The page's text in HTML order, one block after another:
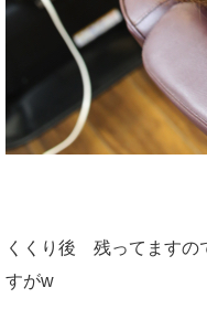
くくり後 残ってますの
すがw